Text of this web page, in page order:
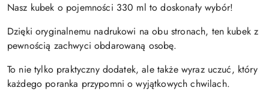
Nasz kubek o pojemności 330 ml to doskonały wybór!
Dzięki oryginalnemu nadrukowi na obu stronach, ten kubek z
pewnością zachwyci obdarowaną osobę.
To nie tylko praktyczny dodatek, ale także wyraz uczuć, który
każdego poranka przypomni o wyjątkowych chwilach.